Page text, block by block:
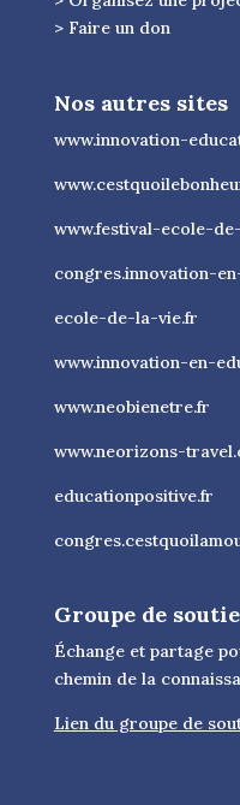
> Faire un don
Nos autres sites
www.innovation-
www.festival-ecole-
congres.innovation-
ecole-de-la-vie.fr
www.innovation-en-
www.neobienetre.fr
www.neorizons-
educationpositive.fr
Groupe de
Échange et partage
chemin de la
Lien du groupe de